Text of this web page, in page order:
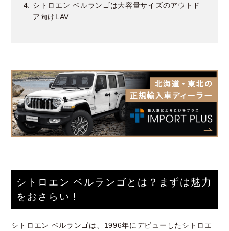
シトロエン ベルランゴは大容量サイズのアウトド
ア向けLAV
シトロエン ベルランゴとは？まずは魅力
をおさらい！
シトロエン ベルランゴは、1996年にデビューしたシトロエ